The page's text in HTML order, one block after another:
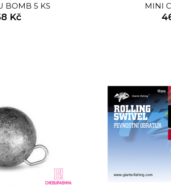
BOMB 5 KS
Kč
MINI